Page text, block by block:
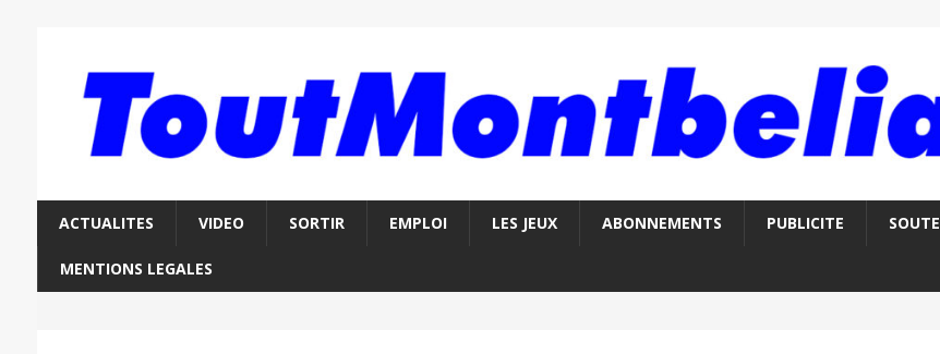
ACTUALITES VIDEO SORTIR EMPLOI LES JEUX ABONNEMENTS PUBLICITE
MENTIONS LEGALES